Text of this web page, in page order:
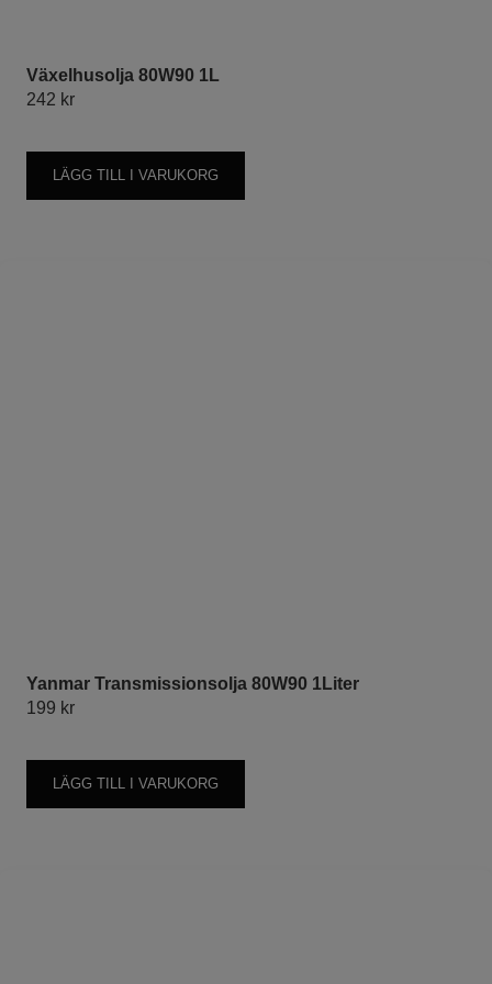
Växelhusolja 80W90 1L
242 kr
LÄGG TILL I VARUKORG
Yanmar Transmissionsolja 80W90 1Liter
199 kr
LÄGG TILL I VARUKORG